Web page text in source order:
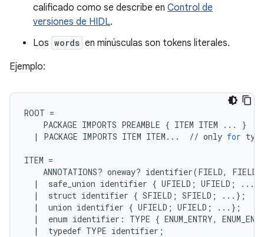
calificado como se describe en Control de
versiones de HIDL.
Los words en minúsculas son tokens literales.
Ejemplo:
ROOT =
PACKAGE IMPORTS PREAMBLE { ITEM ITEM ... }
|
PACKAGE IMPORTS ITEM ITEM ... // only for
ITEM =
ANNOTATIONS? oneway? identifier(FIELD, FIELD
|
safe_union identifier { UFIELD ; UFIELD ; ...
|
struct identifier { SFIELD ; SFIELD ; ... };
|
union identifier { UFIELD ; UFIELD ; ... };
|
enum identifier : TYPE { ENUM_ENTRY,
|
typedef TYPE identifier ;